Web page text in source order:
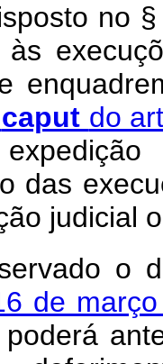
no
às
caput do
das
judicial
o
de